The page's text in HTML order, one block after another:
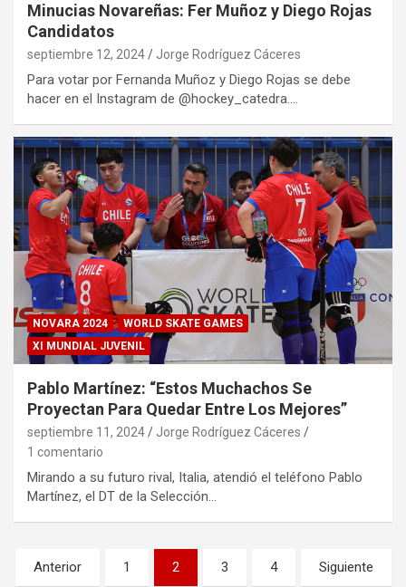
Minucias Novareñas: Fer Muñoz y Diego Rojas
Candidatos
septiembre 12, 2024 Jorge Rodríguez Cáceres
Para votar por Fernanda Muñoz y Diego Rojas se debe
hacer en el Instagram de @hockey_catedra.…
NOVARA 2024
WORLD SKATE GAMES
XI MUNDIAL JUVENIL
Pablo Martínez: “Estos Muchachos Se
Proyectan Para Quedar Entre Los Mejores”
septiembre 11, 2024
Jorge Rodríguez Cáceres
1 comentario
Mirando a su futuro rival, Italia, atendió el teléfono Pablo
Martínez, el DT de la Selección…
Paginación
Anterior 1 2 3 4 Siguiente